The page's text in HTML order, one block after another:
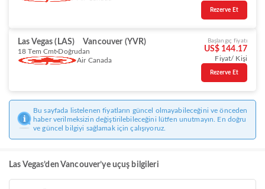
Rezerve Et
Las Vegas (LAS) Vancouver (YVR)
18 Tem Cmt Doğrudan
Air Canada
Başlangıç fiyatı
US$ 144.17
Fiyat/ Kişi
Rezerve Et
Bu sayfada listelenen fiyatların güncel olmayabileceğini ve önceden
haber verilmeksizin değiştirilebileceğini lütfen unutmayın. En doğru
ve güncel bilgiyi sağlamak için çalışıyoruz.
Las Vegas’den Vancouver’ye uçuş bilgileri